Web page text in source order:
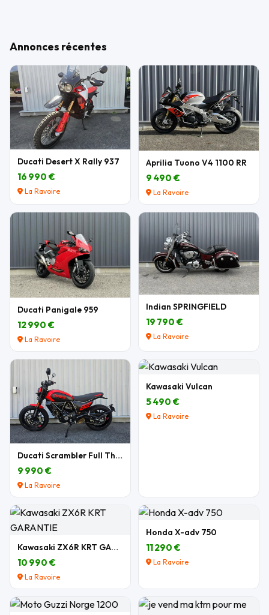
Annonces récentes
Ducati Desert X Rally 937
16 990 €
La Ravoire
Aprilia Tuono V4 1100 RR
9 490 €
La Ravoire
Ducati Panigale 959
12 990 €
La Ravoire
Indian SPRINGFIELD
19 790 €
La Ravoire
Ducati Scrambler Full Throttle 803 cm3
9 990 €
La Ravoire
Kawasaki Vulcan
5 490 €
La Ravoire
Kawasaki ZX6R KRT GARANTIE
10 990 €
La Ravoire
Honda X-adv 750
11 290 €
La Ravoire